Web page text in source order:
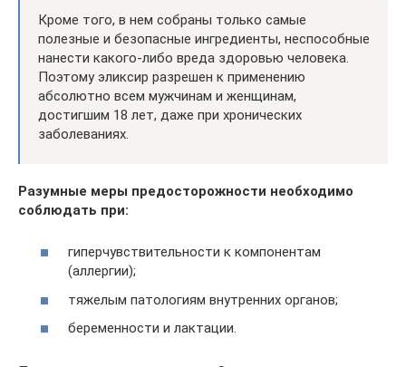
Кроме того, в нем собраны только самые
полезные и безопасные ингредиенты, неспособные
нанести какого-либо вреда здоровью человека.
Поэтому эликсир разрешен к применению
абсолютно всем мужчинам и женщинам,
достигшим 18 лет, даже при хронических
заболеваниях.
Разумные меры предосторожности необходимо
соблюдать при:
гиперчувствительности к компонентам
(аллергии);
тяжелым патологиям внутренних органов;
беременности и лактации.